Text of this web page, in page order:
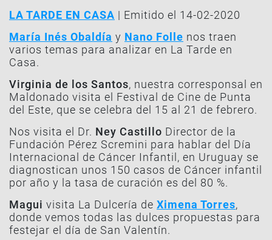
LA TARDE EN CASA | Emitido el 14-02-2020
María Inés Obaldía y Nano Folle nos traen
varios temas para analizar en La Tarde en
Casa.
Virginia de los Santos, nuestra corresponsal en
Maldonado visita el Festival de Cine de Punta
del Este, que se celebra del 15 al 21 de febrero.
Nos visita el Dr. Ney Castillo Director de la
Fundación Pérez Scremini para hablar del Día
Internacional de Cáncer Infantil, en Uruguay se
diagnostican unos 150 casos de Cáncer infantil
por año y la tasa de curación es del 80 %.
Magui visita La Dulcería de Ximena Torres,
donde vemos todas las dulces propuestas para
festejar el día de San Valentín.